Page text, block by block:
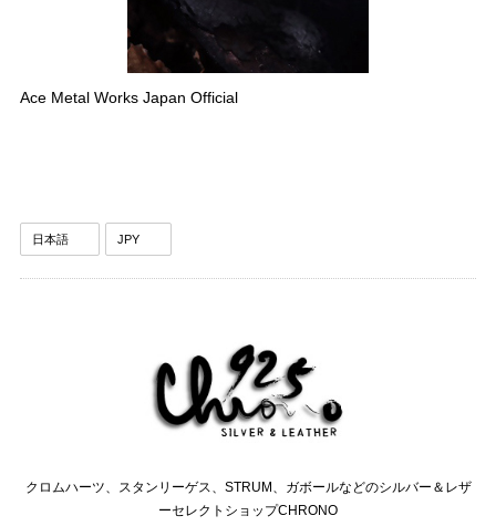
Ace Metal Works Japan Official
クロムハーツ、スタンリーゲス、STRUM、ガボールなどのシルバー＆レザ
ーセレクトショップCHRONO